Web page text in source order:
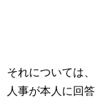
それについては、
人事が本人に回